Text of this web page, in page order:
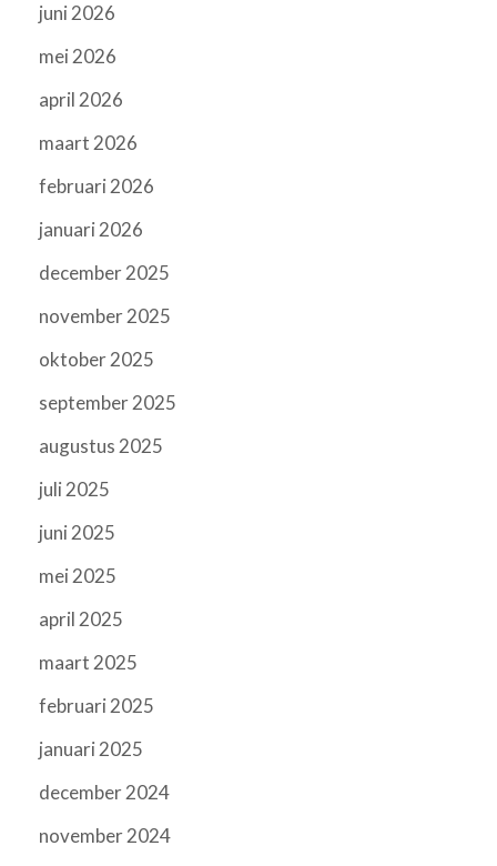
juni 2026
mei 2026
april 2026
maart 2026
februari 2026
januari 2026
december 2025
november 2025
oktober 2025
september 2025
augustus 2025
juli 2025
juni 2025
mei 2025
april 2025
maart 2025
februari 2025
januari 2025
december 2024
november 2024